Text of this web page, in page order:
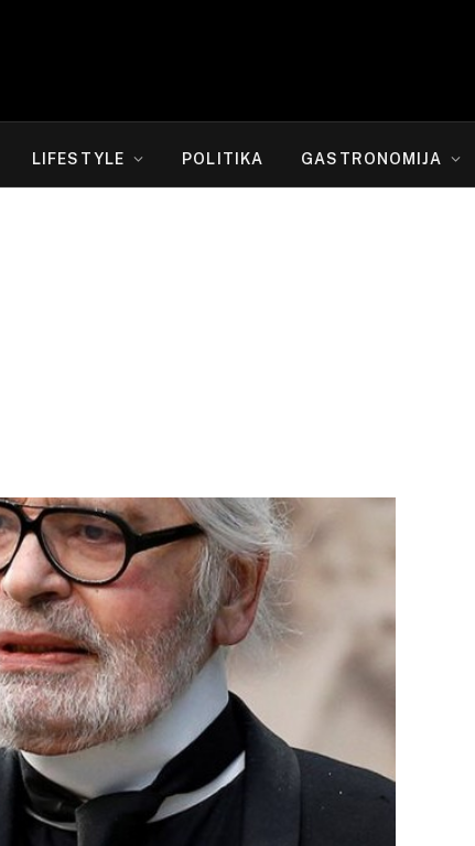
LIFESTYLE POLITIKA GASTRONOMIJA